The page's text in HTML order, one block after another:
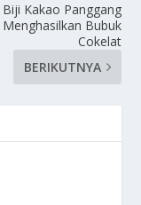
Biji Kakao Panggang
Menghasilkan Bubuk
Cokelat
BERIKUTNYA